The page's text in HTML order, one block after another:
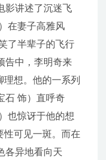
影讲述了沉迷飞
在妻子高雅风
了半辈子的飞行
告中，李明奇来
理想。他的一系列
石 饰）直呼奇
也惊讶于他的想
性可见一斑。而在
各异地看向天